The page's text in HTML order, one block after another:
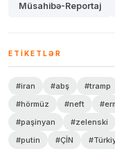
Müsahibə-Reportaj
ETIKETLƏR
#iran #abş #tramp
#hörmüz
#neft
#paşinyan
#zelenski
#putin
#ÇİN